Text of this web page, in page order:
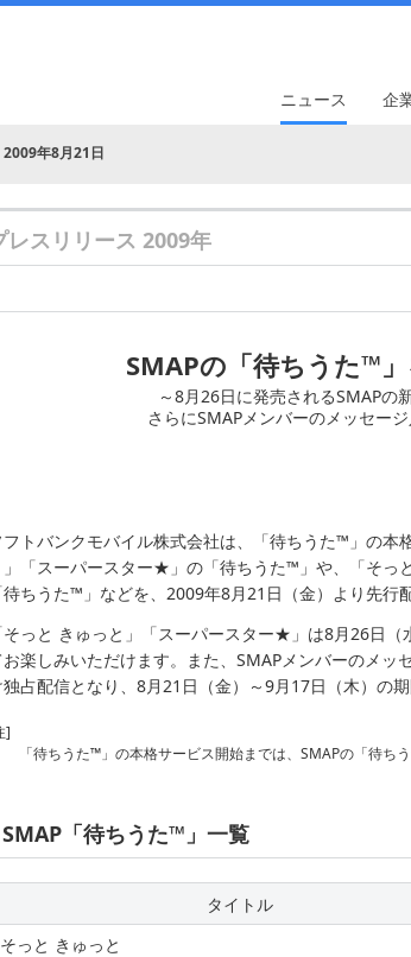
ニュース 企
2009年8月21日
レスリリース 2009年
SMAPの「待ちうた™
～8月26日に発売されるSMAPの
さらにSMAPメンバーのメッセー
トバンクモバイル株式会社は、「待ちうた™」の本
「スーパースター★」の「待ちうた™」や、「そっ
ちうた™」などを、2009年8月21日（金）より先行配
そっと きゅっと」「スーパースター★」は8月26日
楽しみいただけます。また、SMAPメンバーのメ
占配信となり、8月21日（金）～9月17日（木）の
]
「待ちうた™」の本格サービス開始までは、SMAPの「待ち
SMAP「待ちうた™」一覧
タイトル
そっと きゅっと